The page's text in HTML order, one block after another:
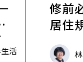
活
修前
居住